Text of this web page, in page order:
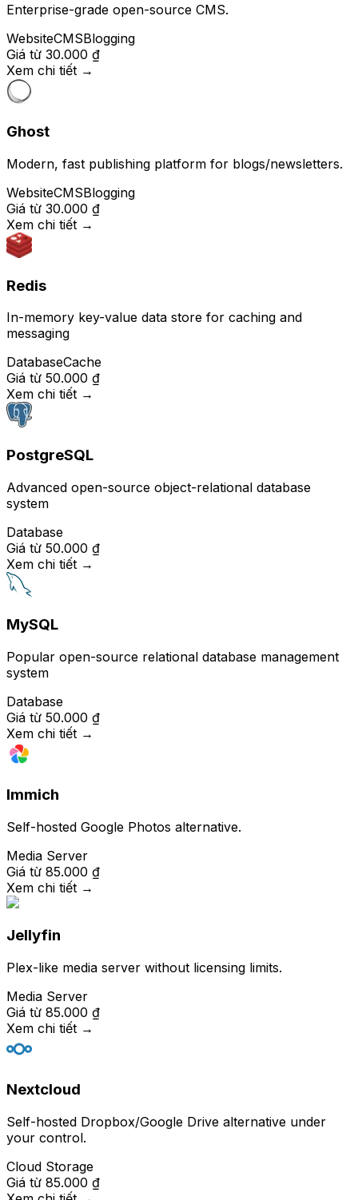
Enterprise-grade open-source CMS.
WebsiteCMSBlogging
Giá từ 30.000 ₫
Xem chi tiết →
Ghost
Modern, fast publishing platform for blogs/newsletters.
WebsiteCMSBlogging
Giá từ 30.000 ₫
Xem chi tiết →
Redis
In-memory key-value data store for caching and
messaging
DatabaseCache
Giá từ 50.000 ₫
Xem chi tiết →
PostgreSQL
Advanced open-source object-relational database
system
Database
Giá từ 50.000 ₫
Xem chi tiết →
MySQL
Popular open-source relational database management
system
Database
Giá từ 50.000 ₫
Xem chi tiết →
Immich
Self-hosted Google Photos alternative.
Media Server
Giá từ 85.000 ₫
Xem chi tiết →
Jellyfin
Plex-like media server without licensing limits.
Media Server
Giá từ 85.000 ₫
Xem chi tiết →
Nextcloud
Self-hosted Dropbox/Google Drive alternative under
your control.
Cloud Storage
Giá từ 85.000 ₫